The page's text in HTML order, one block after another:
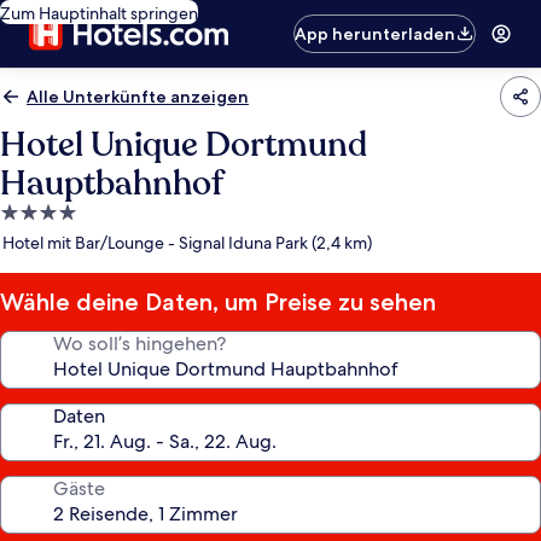
Zum Hauptinhalt springen
App herunterladen
Alle Unterkünfte anzeigen
Hotel Unique Dortmund
Hauptbahnhof
4.0-
Sterne-
Hotel mit Bar/Lounge - Signal Iduna Park (2,4 km)
Wähle deine Daten, um Preise zu sehen
Wo soll’s hingehen?
Daten
Gäste